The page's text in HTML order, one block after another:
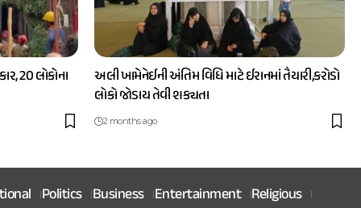
20 લોકોના
અલી ખામેનેઈની અંતિમ વિધિ માટે ઈરાનમાં તૈયારી,કરોડો
લોકો જોડાય તેવી શક્યતા
2 months ago
Politics Business Entertainment Religious